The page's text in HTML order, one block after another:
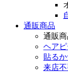
通販商品
通販
ヘアピ
貼る
来店